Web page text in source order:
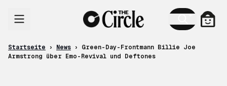
Startseite › News ›
Green-Day-Frontmann Billie Joe
Armstrong über Emo-Revival und Deftones